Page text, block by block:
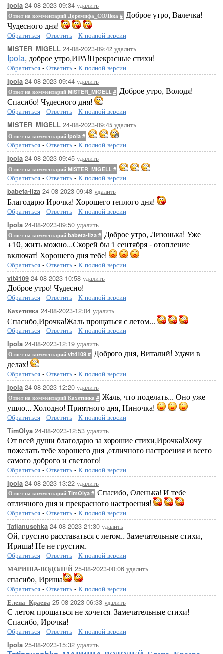
Ipola 24-08-2023-09:34 удалить
Ответ на комментарий Доремифа_СОЛЬка # Доброе утро, Валечка!
Чудесного дня!
Обратиться - Ответить - К полной версии
MISTER_MIGELL 24-08-2023-09:42 удалить
Ipola, доброе утро,ИРА!Прекрасные стихи!
Обратиться - Ответить - К полной версии
Ipola 24-08-2023-09:44 удалить
Ответ на комментарий MISTER_MIGELL # Доброе утро, Володя!
Спасибо! Чудесного дня!
Обратиться - Ответить - К полной версии
MISTER_MIGELL 24-08-2023-09:45 удалить
Ответ на комментарий Ipola #
Обратиться - Ответить - К полной версии
Ipola 24-08-2023-09:45 удалить
Ответ на комментарий MISTER_MIGELL #
Обратиться - Ответить - К полной версии
babeta-liza 24-08-2023-09:48 удалить
Благодарю Ирочка! Хорошего теплого дня!
Обратиться - Ответить - К полной версии
Ipola 24-08-2023-09:50 удалить
Ответ на комментарий babeta-liza # Доброе утро, Лизонька! Уже
+10, жить можно...Скорей бы 1 сентября - отопление
включат! Хорошего дня тебе!
Обратиться - Ответить - К полной версии
vit4109 24-08-2023-10:58 удалить
Доброе утро! Чудесно!
Обратиться - Ответить - К полной версии
Кахетинка 24-08-2023-12:04 удалить
Спасибо,Ирочка!Жаль прощаться с летом...
Обратиться - Ответить - К полной версии
Ipola 24-08-2023-12:19 удалить
Ответ на комментарий vit4109 # Доброго дня, Виталий! Удачи в
делах!
Обратиться - Ответить - К полной версии
Ipola 24-08-2023-12:20 удалить
Ответ на комментарий Кахетинка # Жаль, что поделать... Оно уже
ушло... Холодно! Приятного дня, Ниночка!
Обратиться - Ответить - К полной версии
TimOlya 24-08-2023-12:53 удалить
От всей души благодарю за хорошие стихи,Ирочка!Хочу
пожелать тебе хорошего дня ,отличного настроения и всего
самого доброго и светлого!
Обратиться - Ответить - К полной версии
Ipola 24-08-2023-13:22 удалить
Ответ на комментарий TimOlya # Спасибо, Оленька! И тебе
отличного дня и прекрасного настроения!
Обратиться - Ответить - К полной версии
Tatjanuschka 24-08-2023-21:30 удалить
Ой, грустно расставаться с летом.. Замечательные стихи,
Ириша! Не не грустим.
Обратиться - Ответить - К полной версии
МАРИША-ВОДОЛЕЙ 25-08-2023-00:06 удалить
спасибо, Ириша
Обратиться - Ответить - К полной версии
Елена_Краева 25-08-2023-06:33 удалить
С летом прощаться не хочется. Замечательные стихи!
Спасибо, Ирочка!
Обратиться - Ответить - К полной версии
Ipola 25-08-2023-15:32 удалить